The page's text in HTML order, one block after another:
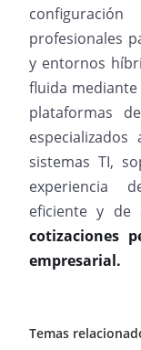
profesionales
y entornos
fluida
plataformas
sistemas TI,
experiencia
eficiente y
cotizaciones
empresarial.
Temas